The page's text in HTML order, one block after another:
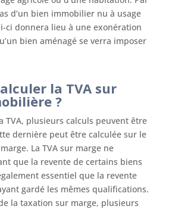
d’un bien immobilier nu à usage
ci donnera lieu à une exonération
bien aménagé se verra imposer
la TVA sur
?
TVA, plusieurs calculs peuvent être
dernière peut être calculée sur le
La TVA sur marge ne
que la revente de certains biens
essentiel que la revente
gardé les mêmes qualifications.
la taxation sur marge, plusieurs